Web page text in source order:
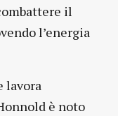
il
l’energia
lavora
è noto